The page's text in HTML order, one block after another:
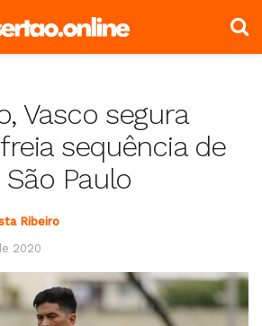
Vasco segura
sequência de
Paulo
Ribeiro
2020